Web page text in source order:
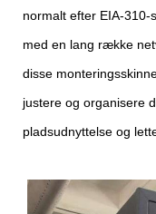
normalt efter EIA-
med en lang række
disse
justere og organisere
pladsudnyttelse og